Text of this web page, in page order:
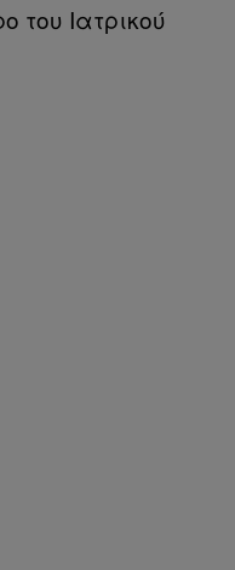
του Ιατρικού